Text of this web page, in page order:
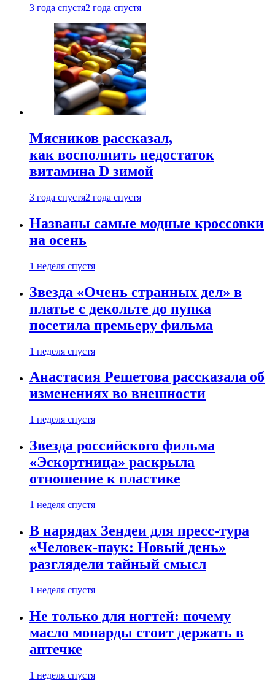
3 года спустя2 года спустя
Мясников рассказал,
как восполнить недостаток
витамина D зимой
3 года спустя2 года спустя
Названы самые модные кроссовки
на осень
1 неделя спустя
Звезда «Очень странных дел» в
платье с декольте до пупка
посетила премьеру фильма
1 неделя спустя
Анастасия Решетова рассказала об
изменениях во внешности
1 неделя спустя
Звезда российского фильма
«Эскортница» раскрыла
отношение к пластике
1 неделя спустя
В нарядах Зендеи для пресс-тура
«Человек-паук: Новый день»
разглядели тайный смысл
1 неделя спустя
Не только для ногтей: почему
масло монарды стоит держать в
аптечке
1 неделя спустя